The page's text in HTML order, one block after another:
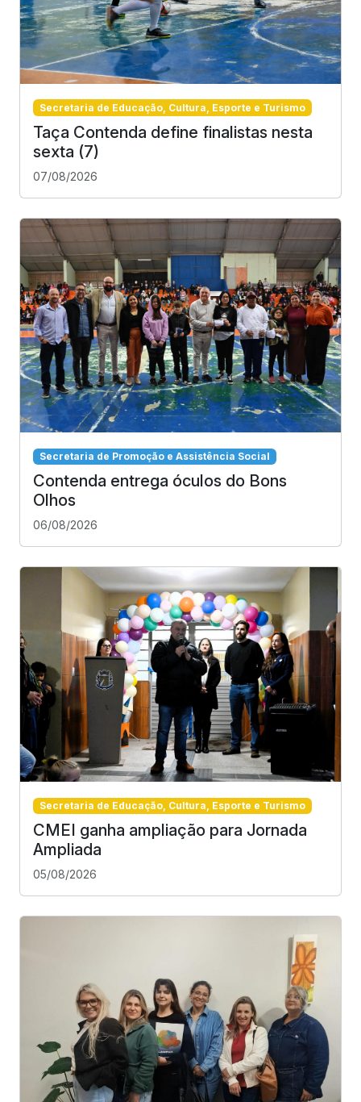
Secretaria de Educação, Cultura, Esporte e Turismo
Taça Contenda define finalistas nesta
sexta (7)
07/08/2026
Secretaria de Promoção e Assistência Social
Contenda entrega óculos do Bons
Olhos
06/08/2026
Secretaria de Educação, Cultura, Esporte e Turismo
CMEI ganha ampliação para Jornada
Ampliada
05/08/2026